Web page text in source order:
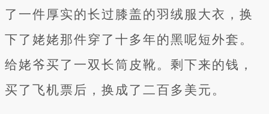
了一件厚实的长过膝盖的羽绒服大衣，换
下了姥姥那件穿了十多年的黑呢短外套。
给姥爷买了一双长筒皮靴。剩下来的钱，
买了飞机票后，换成了二百多美元。